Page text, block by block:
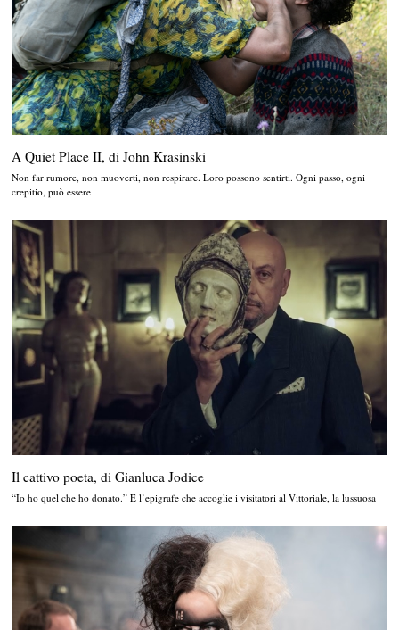
A Quiet Place II, di John Krasinski
Non far rumore, non muoverti, non respirare. Loro possono sentirti. Ogni passo, ogni
crepitio, può essere
Il cattivo poeta, di Gianluca Jodice
“Io ho quel che ho donato.” È l’epigrafe che accoglie i visitatori al Vittoriale, la lussuosa